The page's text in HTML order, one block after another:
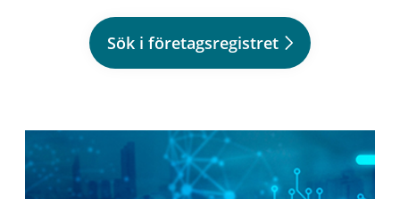
Sök i företagsregistret